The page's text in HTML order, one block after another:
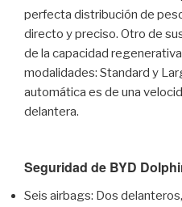
perfecta distribución de
directo y preciso. Otro de
de la capacidad
modalidades: Standard y
automática es de una
delantera.
Seguridad de BYD
Seis airbags: Dos